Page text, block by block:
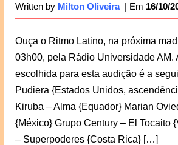
Written by Milton Oliveira 16/10/
Ouça o Ritmo Latino, na próxima
03h00, pela Rádio Universidade AM.
escolhida para esta audição é a
Pudiera {Estados Unidos,
Kiruba – Alma {Equador} Marian
{México} Grupo Century – El Tocaito
– Superpoderes {Costa Rica} […]